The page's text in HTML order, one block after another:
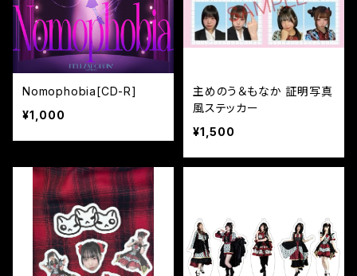
Nomophobia[CD-R]
¥1,000
主めのう＆もなか 証明写真
風ステッカー
¥1,500